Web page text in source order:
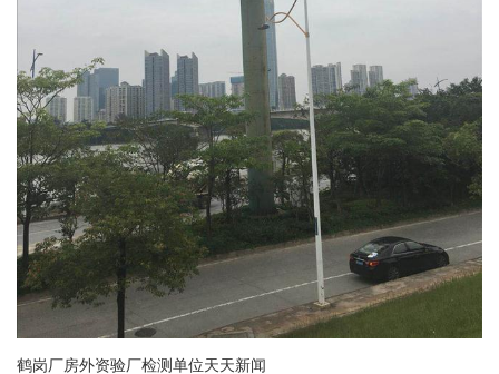
鹤岗厂房外资验厂检测单位天天新闻